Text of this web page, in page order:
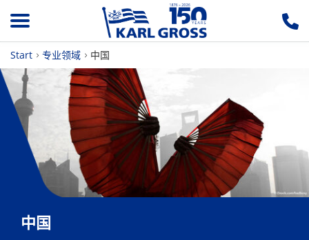
Start 专业领域 中国
中国